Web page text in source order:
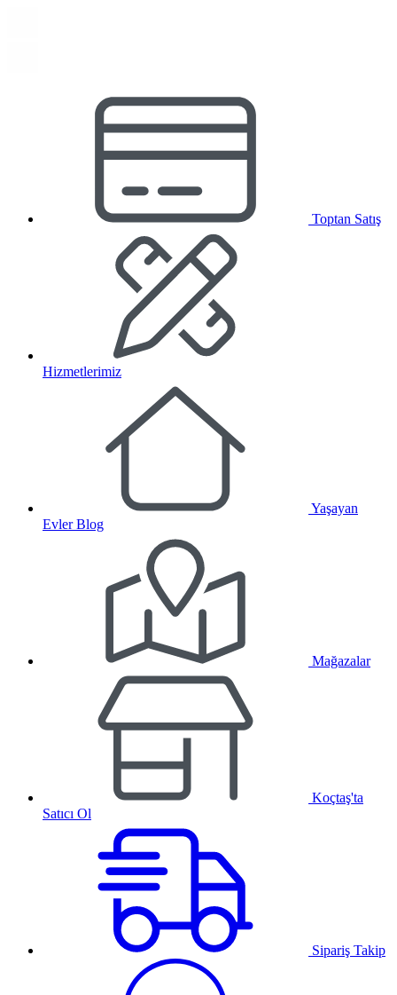
Toptan Satış
Hizmetlerimiz
Yaşayan
Evler Blog
Mağazalar
Koçtaş'ta
Satıcı Ol
Sipariş Takip